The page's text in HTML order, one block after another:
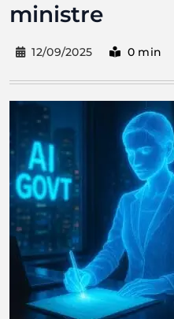
ministre
12/09/2025 0 min